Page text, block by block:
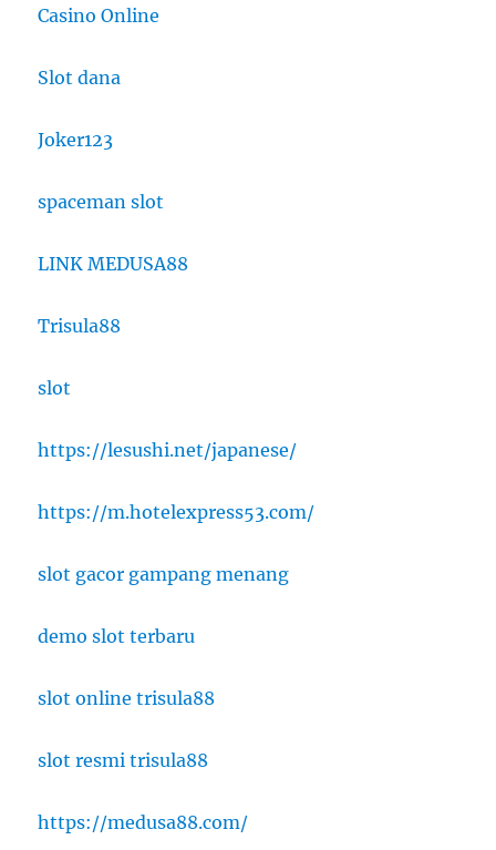
Casino Online
Slot dana
Joker123
spaceman slot
LINK MEDUSA88
Trisula88
slot
https://lesushi.net/japanese/
https://m.hotelexpress53.com/
slot gacor gampang menang
demo slot terbaru
slot online trisula88
slot resmi trisula88
https://medusa88.com/